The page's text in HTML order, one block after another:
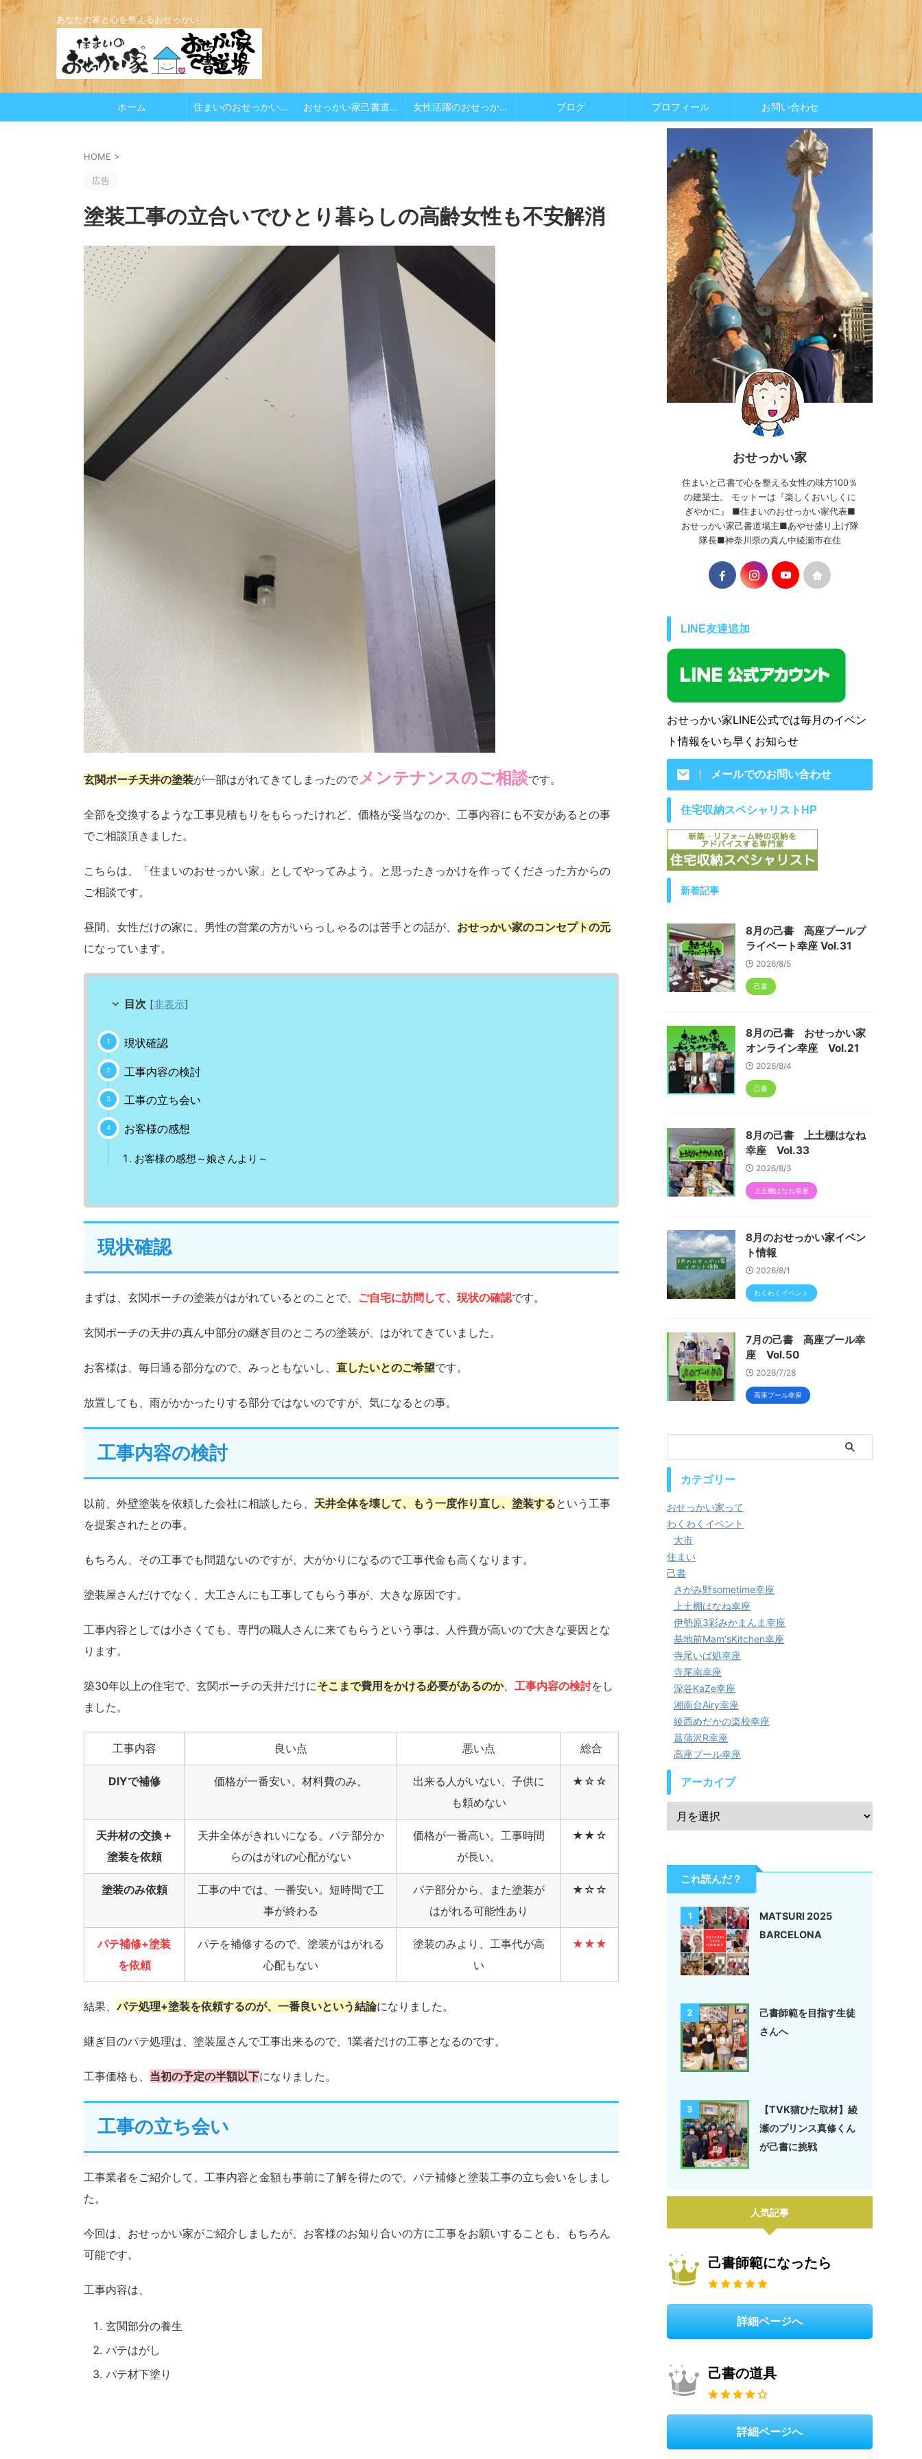
あなたの家と心を整えるおせっかい
ホーム 住まいのおせっかい家 おせっかい家己書道場 女性活躍のおせっかい ブログ プロフィール お問い合わせ
HOME >
広告
塗装工事の立合いでひとり暮らしの高齢女性も不安解消
玄関ポーチ天井の塗装が一部はがれてきてしまったのでメンテナンスのご相談です。
全部を交換するような工事見積もりをもらったけれど、価格が妥当なのか、工事内容にも不安があるとの事
でご相談頂きました。
こちらは、「住まいのおせっかい家」としてやってみよう。と思ったきっかけを作ってくださった方からの
ご相談です。
昼間、女性だけの家に、男性の営業の方がいらっしゃるのは苦手との話が、 おせっかい家のコンセプトの元
になっています。
目次 [非表示]
現状確認
工事内容の検討
工事の立ち会い
お客様の感想
お客様の感想～娘さんより～
現状確認
まずは、玄関ポーチの塗装がはがれているとのことで、 ご自宅に訪問して、現状の確認です。
玄関ポーチの天井の真ん中部分の継ぎ目のところの塗装が、はがれてきていました。
お客様は、毎日通る部分なので、みっともないし、 直したいとのご希望です。
放置しても、雨がかかったりする部分ではないのですが、気になるとの事。
工事内容の検討
以前、外壁塗装を依頼した会社に相談したら、 天井全体を壊して、もう一度作り直し、塗装するという工事
を提案されたとの事。
もちろん、その工事でも問題ないのですが、大がかりになるので工事代金も高くなります。
塗装屋さんだけでなく、大工さんにも工事してもらう事が、大きな原因です。
工事内容としては小さくても、専門の職人さんに来てもらうという事は、人件費が高いので大きな要因とな
ります。
築30年以上の住宅で、玄関ポーチの天井だけにそこまで費用をかける必要があるのか、 工事内容の検討をし
ました。
工事内容 良い点 悪い点 総合
DIYで補修 価格が一番安い、材料費のみ。
出来る人がいない、子供に
も頼めない
★☆☆
天井材の交換＋
塗装を依頼
天井全体がきれいになる。パテ部分か
らのはがれの心配がない
価格が一番高い。工事時間
が長い。
★★☆
塗装のみ依頼
工事の中では、一番安い。短時間で工
事が終わる
パテ部分から、また塗装が
はがれる可能性あり
★☆☆
パテ補修+塗装
を依頼
パテを補修するので、塗装がはがれる
心配もない
塗装のみより、工事代が高
い
★★★
結果、パテ処理+塗装を依頼するのが、一番良いという結論になりました。
継ぎ目のパテ処理は、塗装屋さんで工事出来るので、1業者だけの工事となるのです。
工事価格も、 当初の予定の半額以下になりました。
工事の立ち会い
工事業者をご紹介して、工事内容と金額も事前に了解を得たので、パテ補修と塗装工事の立ち会いをしまし
た。
今回は、おせっかい家がご紹介しましたが、お客様のお知り合いの方に工事をお願いすることも、もちろん
可能です。
工事内容は、
玄関部分の養生
パテはがし
パテ材下塗り
おせっかい家
住まいと己書で心を整える女性の味方100％
の建築士。 モットーは『楽しくおいしくに
ぎやかに』 ■住まいのおせっかい家代表■
おせっかい家己書道場主■あやせ盛り上げ隊
隊長■神奈川県の真ん中綾瀬市在住
LINE友達追加
おせっかい家LINE公式では毎月のイベン
ト情報をいち早くお知らせ
メールでのお問い合わせ
住宅収納スペシャリストHP
新着記事
8月の己書 高座プールプ
ライベート幸座 Vol.31
2026/8/5
己書
8月の己書 おせっかい家
オンライン幸座 Vol.21
2026/8/4
己書
8月の己書 上土棚はなね
幸座 Vol.33
2026/8/3
上土棚はなね幸座
8月のおせっかい家イベン
ト情報
2026/8/1
わくわくイベント
7月の己書 高座プール幸
座 Vol.50
2026/7/28
高座プール幸座
カテゴリー
おせっかい家って
わくわくイベント
大市
住まい
己書
さがみ野sometime幸座
上土棚はなね幸座
伊勢原3彩みかまんま幸座
基地前Mam'sKitchen幸座
寺尾いば処幸座
寺尾南幸座
深谷KaZe幸座
湘南台Airy幸座
綾西めだかの楽校幸座
菖蒲沢R幸座
高座プール幸座
アーカイブ
これ読んだ？
1
MATSURI 2025
BARCELONA
2
己書師範を目指す生徒
さんへ
3
【TVK猫ひた取材】綾
瀬のプリンス真修くん
が己書に挑戦
人気記事
己書師範になったら
詳細ページへ
己書の道具
詳細ページへ